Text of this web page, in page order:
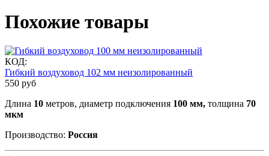
Похожие товары
КОД:
Гибкий воздуховод 102 мм неизолированный
550 руб
Длина 10 метров, диаметр подключения 100 мм, толщина 70
мкм
Производство: Россия